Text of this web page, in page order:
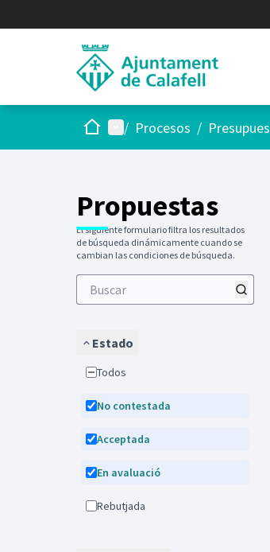
InicioMenú principal
/ Procesos /
Propuestas
El siguiente formulario filtra los resultados
de búsqueda dinámicamente cuando se
cambian las condiciones de búsqueda.
Estado
Todos
No contestada
Acceptada
En avaluació
Rebutjada